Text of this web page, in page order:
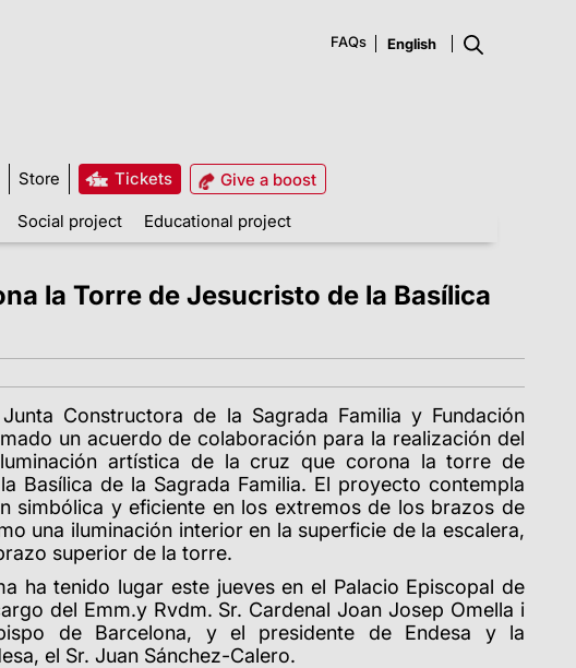
FAQs
Store Tickets
Give a boost
Social project Educational project
la Torre de Jesucristo de la Basílica
Constructora de la Sagrada Familia y Fundación
un acuerdo de colaboración para la realización del
artística de la cruz que corona la torre de
Basílica de la Sagrada Familia. El proyecto contempla
simbólica y eficiente en los extremos de los brazos de
una iluminación interior en la superficie de la escalera,
superior de la torre.
ha tenido lugar este jueves en el Palacio Episcopal de
del Emm.y Rvdm. Sr. Cardenal Joan Josep Omella i
de Barcelona, ​​y el presidente de Endesa y la
el Sr. Juan Sánchez-Calero.